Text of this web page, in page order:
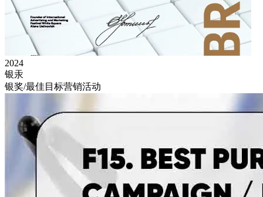
2024
银汞
银奖/最佳目标营销活动